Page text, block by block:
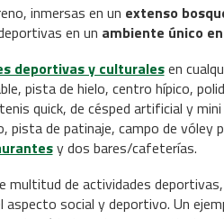
inmersas en un extenso
en un ambiente único
deportivas y culturalesen
pista de hielo, centro hípico,
quick, de césped artificial y
de patinaje, campo de vóley
y dos bares/cafeterías.
multitud de actividades
social y deportivo. Un